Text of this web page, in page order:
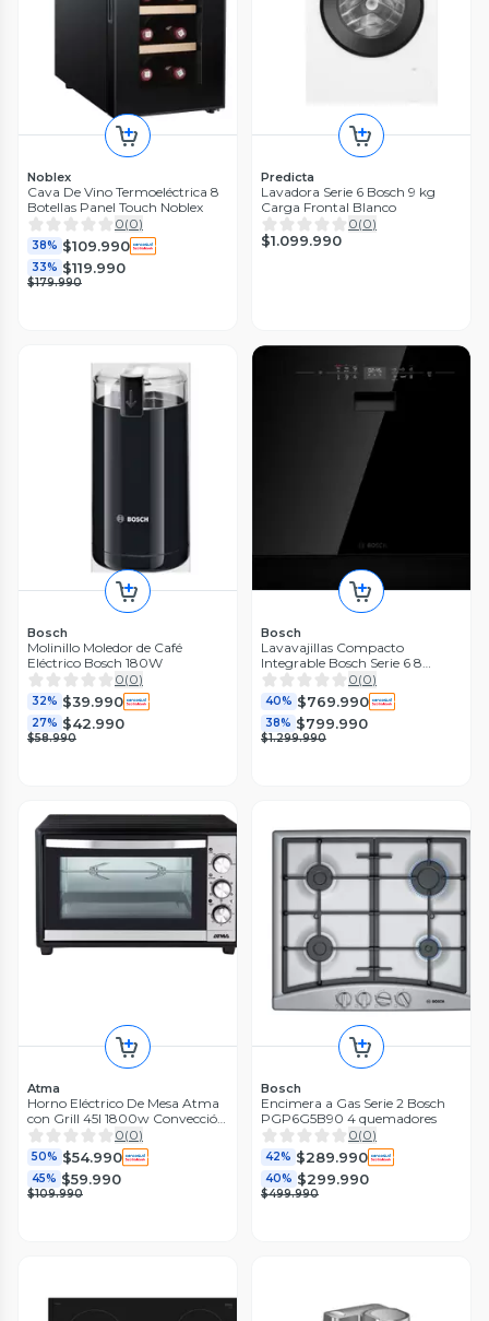
Noblex
Cava De Vino Termoeléctrica 8
Botellas Panel Touch Noblex
0(0)
38% $109.990
33% $119.990
$179.990
Predicta
Lavadora Serie 6 Bosch 9 kg
Carga Frontal Blanco
0(0)
$1.099.990
Bosch
Molinillo Moledor de Café
Eléctrico Bosch 180W
0(0)
32% $39.990
27% $42.990
$58.990
Bosch
Lavavajillas Compacto
Integrable Bosch Serie 6 8
Cubiertos
0(0)
40% $769.990
38% $799.990
$1.299.990
Atma
Horno Eléctrico De Mesa Atma
con Grill 45l 1800w Convección
y Spiedo
0(0)
50% $54.990
45% $59.990
$109.990
Bosch
Encimera a Gas Serie 2 Bosch
PGP6G5B90 4 quemadores
0(0)
42% $289.990
40% $299.990
$499.990